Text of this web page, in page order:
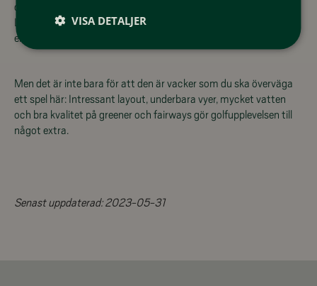
det är många som håller med. “Seaside-hålen” utmed
Ljusnedalssjön är sagolika. Det gör att vi vågar lova att detta är
en av Sveriges vackraste golfbanor.
Men det är inte bara för att den är vacker som du ska överväga
ett spel här: Intressant layout, underbara vyer, mycket vatten
och bra kvalitet på greener och fairways gör golfupplevelsen till
något extra.
Senast uppdaterad:2023-05-31
VISA DETALJER